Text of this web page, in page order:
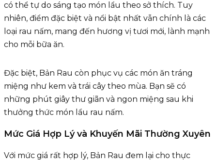
có thể tự do sáng tạo món lẩu theo sở thích. Tuy
nhiên, điểm đặc biệt và nổi bật nhất vẫn chính là các
loại rau nấm, mang đến hương vị tươi mới, lành mạnh
cho mỗi bữa ăn.
Đặc biệt, Bản Rau còn phục vụ các món ăn tráng
miệng như kem và trái cây theo mùa. Bạn sẽ có
những phút giây thư giãn và ngon miệng sau khi
thưởng thức món lẩu rau nấm.
Mức Giá Hợp Lý và Khuyến Mãi Thường Xuyên
Với mức giá rất hợp lý, Bản Rau đem lại cho thực